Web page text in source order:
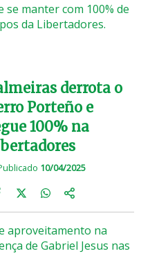
se manter com 100% de
da Libertadores.
derrota o
Porteño e
100% na
10/04/2025
aproveitamento na
de Gabriel Jesus nas